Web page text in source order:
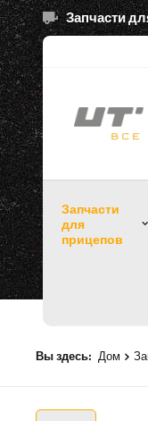
Запчасти
Запчасти
для
прицепов
Вы здесь: Дом